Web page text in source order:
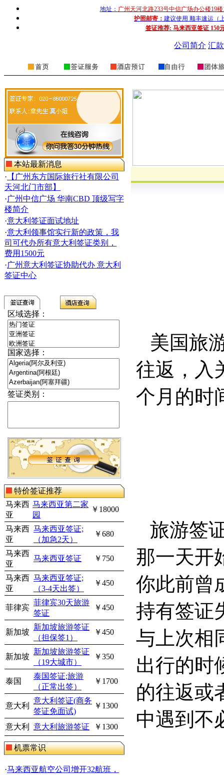
地址： 广州天河北路233号中信广场办公楼19
护照邮寄： 建议使用 顺丰速运（
签证推荐: 马来西亚签证 150
公司简介 汇
本站最新消息
· 【广州东方国际旅行社有限公司
天河北门市部】
·广州中信广场 华南CBD 顶级写字
楼简介
·意大利签证面试地址
·意大利领事馆实行新的政策，我
司可代办所有意大利签证类别，
费用1500元
·广州意大利签证协助代办 意大利
签证中心
区域选择：
国家选择：
签证类别：
特价签证推荐
马来西
亚
马来西亚第二家
园
￥18000
马来西
亚
马来西亚签证;
（加急2天）
￥680
马来西
亚
马来西亚签证 ￥750
马来西
亚
马来西亚签证;
（3-4天出签）
￥450
菲律宾
菲律宾30天旅游
签证
￥450
新加坡
新加坡旅游签证
（担保签1）
￥450
新加坡
新加坡旅游签证
（19大城市）
￥350
泰国
泰国签证;旅游
（正常出签）
￥1700
意大利
意大利签证(商务
签证免面试)
￥1300
意大利 意大利旅游签证 ￥1300
机票常识
·马来西亚航空公司增开32航班，
美国旅
往返，入
个月的时
旅游签
那一天开
你此前曾
持有签证
与上次相
出行的时
的往返或
中遇到不